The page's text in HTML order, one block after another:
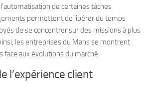
de certaines tâches
permettent de libérer du temps
de se concentrer sur des missions à plus
les entreprises du Mans se montrent
face aux évolutions du marché.
l’expérience client